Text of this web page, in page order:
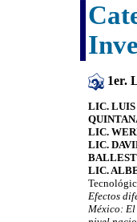
1er.
LIC.
LIC.
LIC.
LIC.
Efectos
México: El